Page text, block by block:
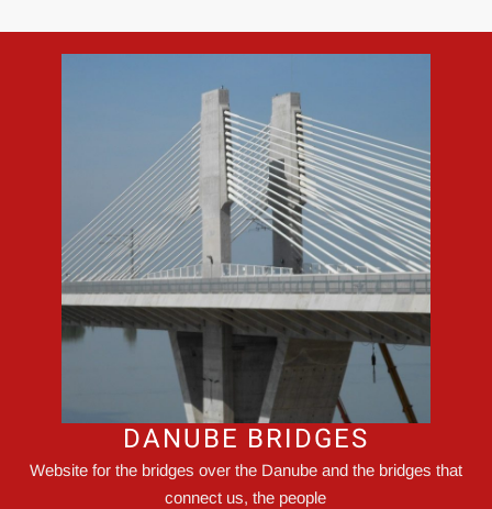
DANUBE BRIDGES
Website for the bridges over the Danube and the bridges that
connect us, the people